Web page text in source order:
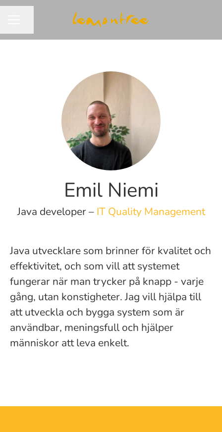
Emil Niemi
Java developer – IT Quality Management
Java utvecklare som brinner för kvalitet och
effektivitet, och som vill att systemet
fungerar när man trycker på knapp - varje
gång, utan konstigheter. Jag vill hjälpa till
att utveckla och bygga system som är
användbar, meningsfull och hjälper
människor att leva enkelt.